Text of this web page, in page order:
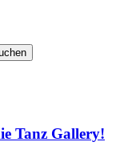
Tanz Gallery!